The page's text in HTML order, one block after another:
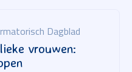
Dagblad
vrouwen: